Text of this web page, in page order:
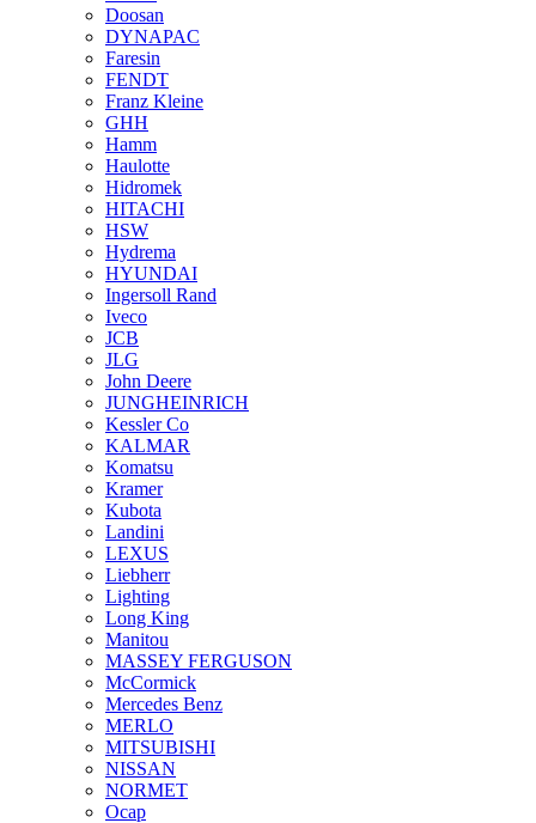
Doosan
DYNAPAC
Faresin
FENDT
Franz Kleine
GHH
Hamm
Haulotte
Hidromek
HITACHI
HSW
Hydrema
HYUNDAI
Ingersoll Rand
Iveco
JCB
JLG
John Deere
JUNGHEINRICH
Kessler Co
KALMAR
Komatsu
Kramer
Kubota
Landini
LEXUS
Liebherr
Lighting
Long King
Manitou
MASSEY FERGUSON
McCormick
Mercedes Benz
MERLO
MITSUBISHI
NISSAN
NORMET
Ocap